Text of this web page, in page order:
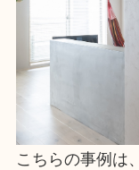
こちらの事例は